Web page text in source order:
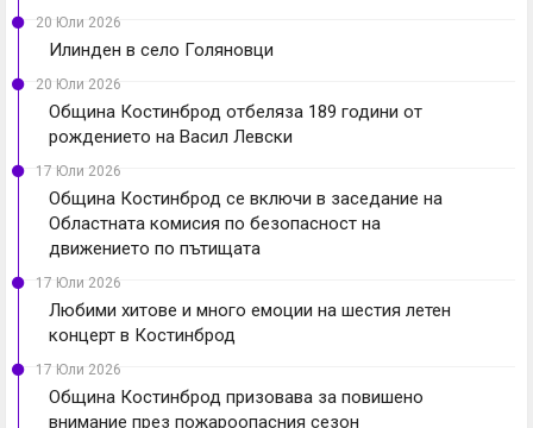
20 Юли 2026
Илинден в село Голяновци
20 Юли 2026
Община Костинброд отбеляза 189 години от
рождението на Васил Левски
17 Юли 2026
Община Костинброд се включи в заседание на
Областната комисия по безопасност на
движението по пътищата
17 Юли 2026
Любими хитове и много емоции на шестия летен
концерт в Костинброд
17 Юли 2026
Община Костинброд призовава за повишено
внимание през пожароопасния сезон